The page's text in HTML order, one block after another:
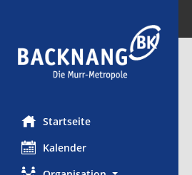
Startseite
Kalender